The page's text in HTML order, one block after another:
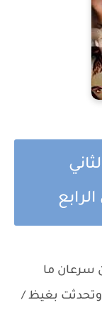
سرعان ما
بغيظ /